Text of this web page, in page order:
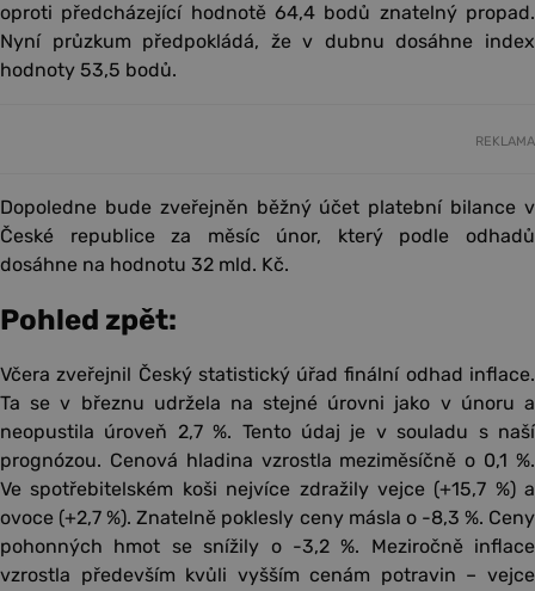
oproti předcházející hodnotě 64,4 bodů znatelný propad.
Nyní průzkum předpokládá, že v dubnu dosáhne index
hodnoty 53,5 bodů.
REKLAMA
Dopoledne bude zveřejněn běžný účet platební bilance v
České republice za měsíc únor, který podle odhadů
dosáhne na hodnotu 32 mld. Kč.
Pohled zpět:
Včera zveřejnil Český statistický úřad finální odhad inflace.
Ta se v březnu udržela na stejné úrovni jako v únoru a
neopustila úroveň 2,7 %. Tento údaj je v souladu s naší
prognózou. Cenová hladina vzrostla meziměsíčně o 0,1 %.
Ve spotřebitelském koši nejvíce zdražily vejce (+15,7 %) a
ovoce (+2,7 %). Znatelně poklesly ceny másla o -8,3 %. Ceny
pohonných hmot se snížily o -3,2 %. Meziročně inflace
vzrostla především kvůli vyšším cenám potravin – vejce